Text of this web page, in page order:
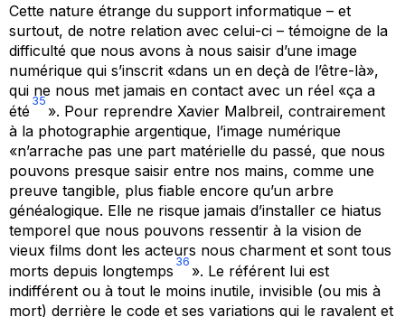
Cette nature étrange du support informatique – et
surtout, de notre relation avec celui-ci – témoigne de la
difficulté que nous avons à nous saisir d’une image
numérique qui s’inscrit «dans un en deçà de l’être-là»,
qui ne nous met jamais en contact avec un réel «ça a
été
35
». Pour reprendre Xavier Malbreil, contrairement
à la photographie argentique, l’image numérique
«n’arrache pas une part matérielle du passé, que nous
pouvons presque saisir entre nos mains, comme une
preuve tangible, plus fiable encore qu’un arbre
généalogique. Elle ne risque jamais d’installer ce hiatus
temporel que nous pouvons ressentir à la vision de
vieux films dont les acteurs nous charment et sont tous
morts depuis longtemps
36
». Le référent lui est
indifférent ou à tout le moins inutile, invisible (ou mis à
mort) derrière le code et ses variations qui le ravalent et